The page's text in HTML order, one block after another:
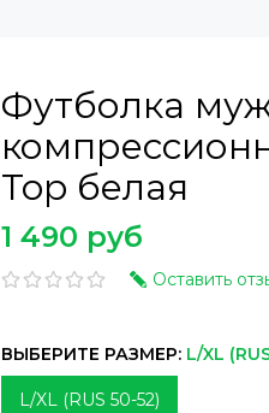
Футболка
Top белая
1 490 руб
Оставить
ВЫБЕРИТЕ РАЗМЕР: L/XL
L/XL (RUS 50-52)